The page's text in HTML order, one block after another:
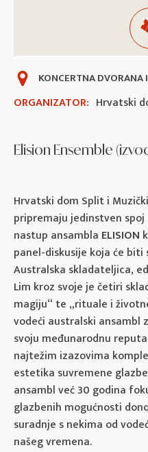
ORGANIZATOR: Hrvatski
KONCERTNA DVORANA
Elision Ensemble
Hrvatski dom Split i
pripremaju jedinstven
nastup ansambla ELISION
panel-diskusije koja će
Australska skladateljica,
Lim kroz svoje je četiri
magiju“ te „rituale i
vodeći australski ansambl
svoju međunarodnu
najtežim izazovima
estetika suvremene
ansambl već 30 godina
glazbenih mogućnosti
suradnje s nekima od
našeg vremena.